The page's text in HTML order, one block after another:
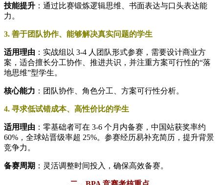
技能提升 ：通过比赛锻炼逻辑思维、书面表达与口头表达能
力。
3. 善于团队协作、能够解决真实问题的学生
适用理由 ：实战组以 3-4 人团队形式参赛，需要设计商业方
案，适合擅长分工协作、推进共识，并注重方案可行性的“落
地思维”型学生。
核心能力 ：团队协作、角色分工、方案可行性分析。
4. 寻求低试错成本、高性价比的学生
适用理由 ：零基础者可在 3-6 个月内备赛，中国站获奖率约
60%，全球站晋级率超 25%。参赛经历易补充简历，提升背景
竞争力。
备赛周期 ：灵活调整时间投入，确保高效备赛。